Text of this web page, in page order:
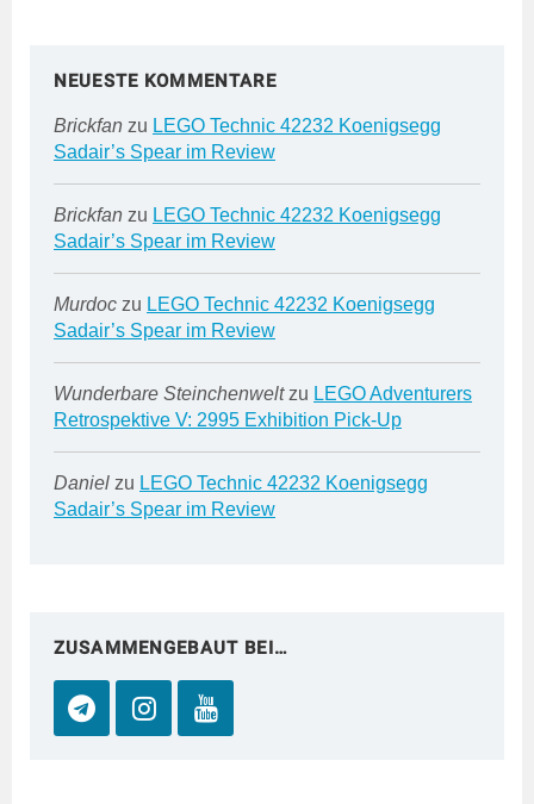
NEUESTE KOMMENTARE
Brickfan zu LEGO Technic 42232 Koenigsegg
Sadair’s Spear im Review
Brickfan zu LEGO Technic 42232 Koenigsegg
Sadair’s Spear im Review
Murdoc zu LEGO Technic 42232 Koenigsegg
Sadair’s Spear im Review
Wunderbare Steinchenweltzu LEGO Adventurers
Retrospektive V: 2995 Exhibition Pick-Up
Daniel zu LEGO Technic 42232 Koenigsegg
Sadair’s Spear im Review
ZUSAMMENGEBAUT BEI…